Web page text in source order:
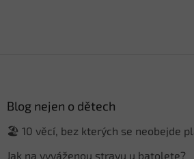
Blog nejen o dětech
🏖️ 10 věcí, bez kterých se neobejde
Jak na vyváženou stravu u batolete?